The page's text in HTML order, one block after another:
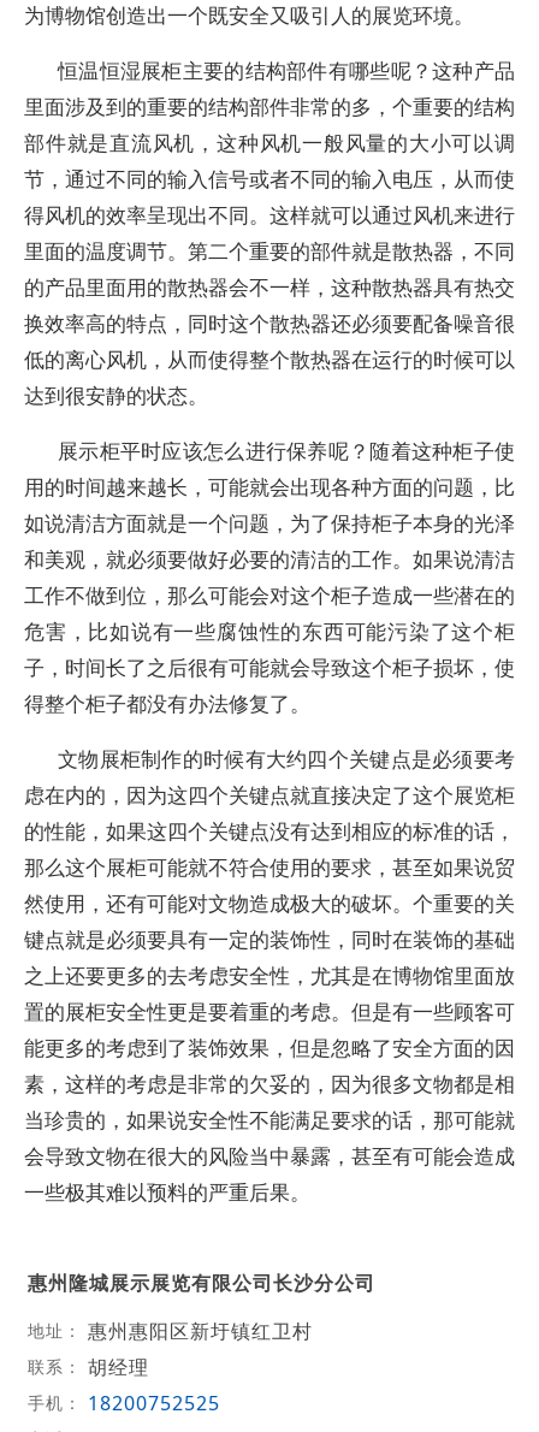
为博物馆创造出一个既安全又吸引人的展览环境。
恒温恒湿展柜主要的结构部件有哪些呢？这种产品
里面涉及到的重要的结构部件非常的多，个重要的结构
部件就是直流风机，这种风机一般风量的大小可以调
节，通过不同的输入信号或者不同的输入电压，从而使
得风机的效率呈现出不同。这样就可以通过风机来进行
里面的温度调节。第二个重要的部件就是散热器，不同
的产品里面用的散热器会不一样，这种散热器具有热交
换效率高的特点，同时这个散热器还必须要配备噪音很
低的离心风机，从而使得整个散热器在运行的时候可以
达到很安静的状态。
展示柜平时应该怎么进行保养呢？随着这种柜子使
用的时间越来越长，可能就会出现各种方面的问题，比
如说清洁方面就是一个问题，为了保持柜子本身的光泽
和美观，就必须要做好必要的清洁的工作。如果说清洁
工作不做到位，那么可能会对这个柜子造成一些潜在的
危害，比如说有一些腐蚀性的东西可能污染了这个柜
子，时间长了之后很有可能就会导致这个柜子损坏，使
得整个柜子都没有办法修复了。
文物展柜制作的时候有大约四个关键点是必须要考
虑在内的，因为这四个关键点就直接决定了这个展览柜
的性能，如果这四个关键点没有达到相应的标准的话，
那么这个展柜可能就不符合使用的要求，甚至如果说贸
然使用，还有可能对文物造成极大的破坏。个重要的关
键点就是必须要具有一定的装饰性，同时在装饰的基础
之上还要更多的去考虑安全性，尤其是在博物馆里面放
置的展柜安全性更是要着重的考虑。但是有一些顾客可
能更多的考虑到了装饰效果，但是忽略了安全方面的因
素，这样的考虑是非常的欠妥的，因为很多文物都是相
当珍贵的，如果说安全性不能满足要求的话，那可能就
会导致文物在很大的风险当中暴露，甚至有可能会造成
一些极其难以预料的严重后果。
惠州隆城展示展览有限公司长沙分公司
地址： 惠州惠阳区新圩镇红卫村
联系： 胡经理
手机： 18200752525